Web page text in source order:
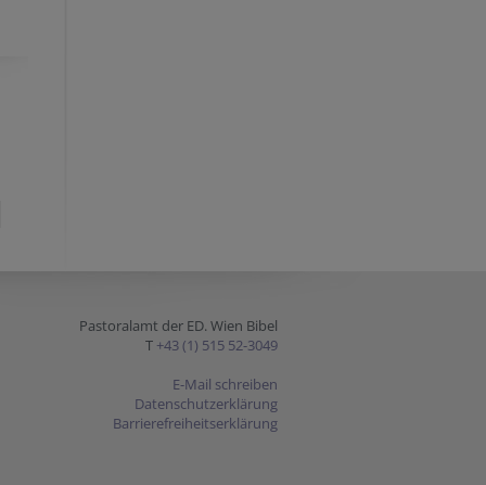
Pastoralamt der ED. Wien Bibel
T +43 (1) 515 52-3049
E-Mail schreiben
Datenschutzerklärung
Barrierefreiheitserklärung